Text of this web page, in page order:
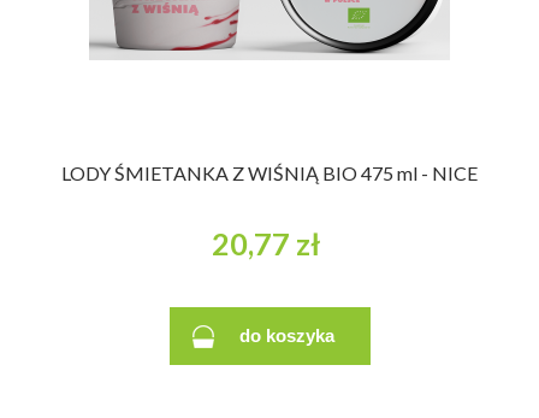
LODY ŚMIETANKA Z WIŚNIĄ BIO 475 ml - NICE
20,77 zł
do koszyka